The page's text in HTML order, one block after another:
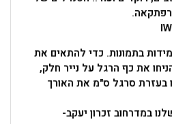
בתמונות. כדי להתאים את
את כף הרגל על נייר חלק,
בעזרת סרגל ס"מ את האורך
במדרחוב זכרון יעקב-